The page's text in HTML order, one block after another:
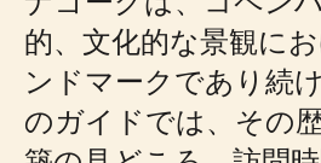
的、文化的な景観に
ンドマークであり続
のガイドでは、その